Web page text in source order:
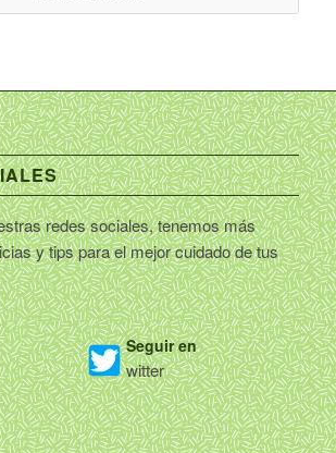
redes sociales, tenemos más
y tips para el mejor cuidado de tus
Seguir en
witter